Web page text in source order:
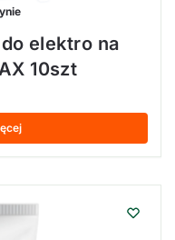
do elektro na
10szt